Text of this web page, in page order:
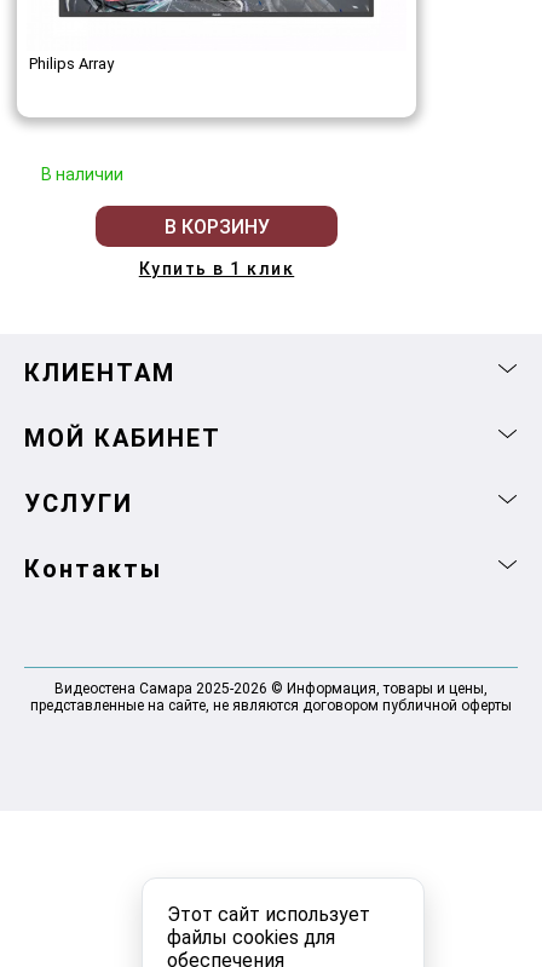
Этот сайт использует
файлы cookies для
обеспечения
Philips Array
В наличии
В КОРЗИНУ
Купить в 1 клик
КЛИЕНТАМ
МОЙ КАБИНЕТ
УСЛУГИ
Контакты
Видеостена Самара 2025-2026 © Информация, товары и цены,
представленные на сайте, не являются договором публичной оферты